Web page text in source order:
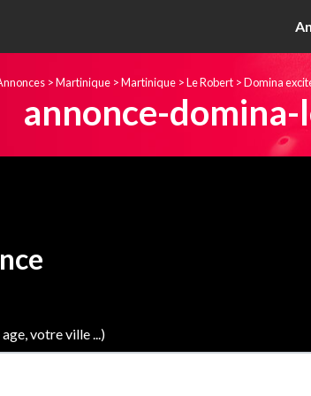
>Martinique >Martinique >Le Robert >Domina
annonce-
votre ville ...)